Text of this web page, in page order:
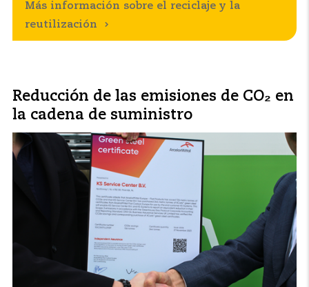
Más información sobre el reciclaje y la
reutilización
Reducción de las emisiones de CO₂ en
la cadena de suministro